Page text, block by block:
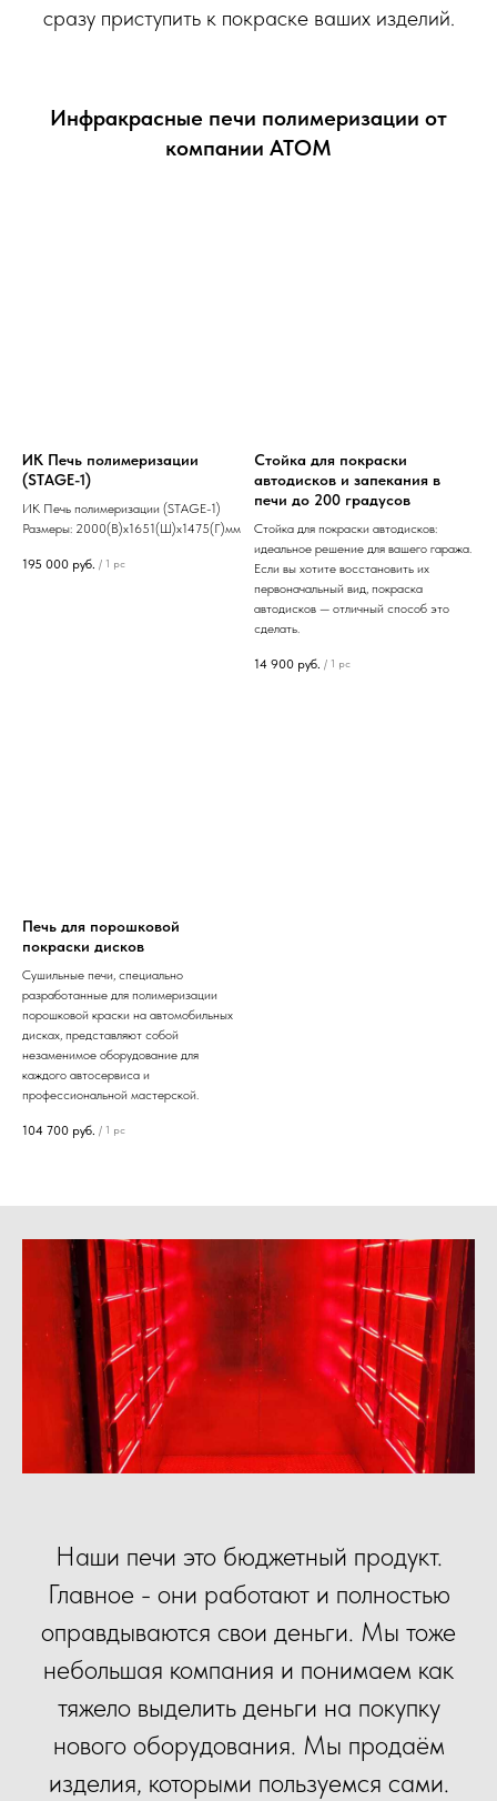
сразу приступить к покраске ваших изделий.
Инфракрасные печи полимеризации от
компании АТОМ
ИК Печь полимеризации
(STAGE-1)
ИК Печь полимеризации (STAGE-1)
Размеры: 2000(В)х1651(Ш)х1475(Г)мм
195 000 руб. / 1 pc
Стойка для покраски
автодисков и запекания в
печи до 200 градусов
Стойка для покраски автодисков:
идеальное решение для вашего гаража.
Если вы хотите восстановить их
первоначальный вид, покраска
автодисков — отличный способ это
сделать.
14 900 руб. / 1 pc
Печь для порошковой
покраски дисков
Сушильные печи, специально
разработанные для полимеризации
порошковой краски на автомобильных
дисках, представляют собой
незаменимое оборудование для
каждого автосервиса и
профессиональной мастерской.
104 700 руб. / 1 pc
Наши печи это бюджетный продукт.
Главное - они работают и полностью
оправдываются свои деньги. Мы тоже
небольшая компания и понимаем как
тяжело выделить деньги на покупку
нового оборудования. Мы продаём
изделия, которыми пользуемся сами.